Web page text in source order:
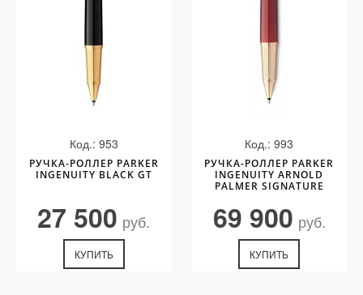
Код.: 953
РУЧКА-РОЛЛЕР PARKER
INGENUITY BLACK GT
27 500 руб.
КУПИТЬ
Код.: 993
РУЧКА-РОЛЛЕР PARKER
INGENUITY ARNOLD
PALMER SIGNATURE
69 900 руб.
КУПИТЬ